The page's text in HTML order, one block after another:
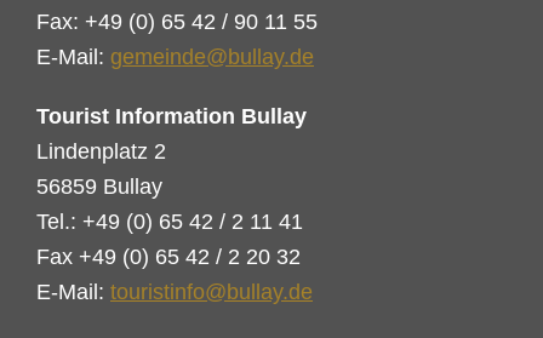
Fax: +49 (0) 65 42 / 90 11 55
E-Mail: gemeinde@bullay.de
Tourist Information Bullay
Lindenplatz 2
56859 Bullay
Tel.: +49 (0) 65 42 / 2 11 41
Fax +49 (0) 65 42 / 2 20 32
E-Mail: touristinfo@bullay.de